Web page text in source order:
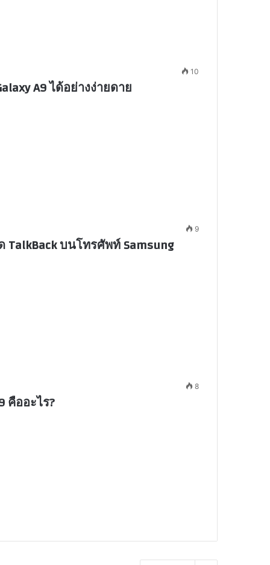
10
A9 ได้อย่างง่ายดาย
9
บนโทรศัพท์ Samsung
8
คืออะไร?